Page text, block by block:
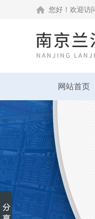
您好！欢迎访
网站首页